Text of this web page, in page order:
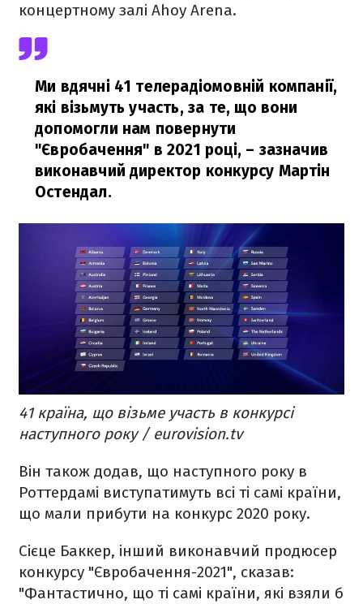
концертному залі Ahoy Arena.
Ми вдячні 41 телерадіомовній компанії,
які візьмуть участь, за те, що вони
допомогли нам повернути
"Євробачення" в 2021 році, – зазначив
виконавчий директор конкурсу Мартін
Остендал.
41 країна, що візьме участь в конкурсі
наступного року / eurovision.tv
Він також додав, що наступного року в
Роттердамі виступатимуть всі ті самі країни,
що мали прибути на конкурс 2020 року.
Сієце Баккер, інший виконавчий продюсер
конкурсу "Євробачення-2021", сказав:
"Фантастично, що ті самі країни, які взяли б